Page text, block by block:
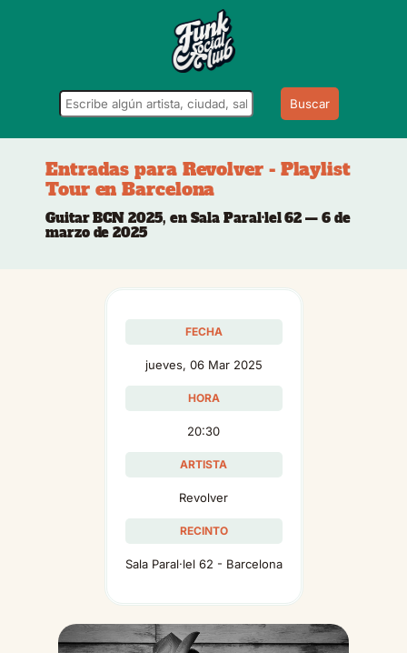
Buscar
Entradas para Revolver - Playlist
Tour en Barcelona
Guitar BCN 2025, en Sala Paral·lel 62 — 6 de
marzo de 2025
FECHA
jueves, 06 Mar 2025
HORA
20:30
ARTISTA
Revolver
RECINTO
Sala Paral·lel 62 - Barcelona